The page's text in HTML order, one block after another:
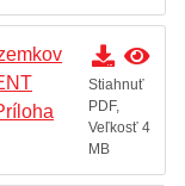
Stiahnuť
PDF,
Veľkosť 4
MB